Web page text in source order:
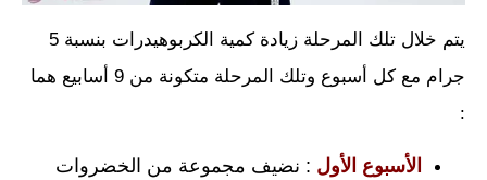
يتم خلال تلك المرحلة زيادة كمية الكربوهيدرات بنسبة 5
جرام مع كل أسبوع وتلك المرحلة متكونة من 9 أسابيع هما
:
الأسبوع الأول : نضيف مجموعة من الخضروات